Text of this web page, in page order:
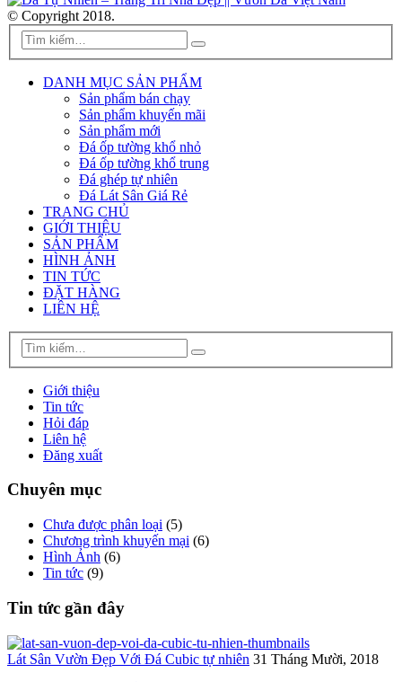
© Copyright 2018.
DANH MỤC SẢN PHẨM
Sản phẩm bán chạy
Sản phẩm khuyến mãi
Sản phẩm mới
Đá ốp tường khổ nhỏ
Đá ốp tường khổ trung
Đá ghép tự nhiên
Đá Lát Sân Giá Rẻ
TRANG CHỦ
GIỚI THIỆU
SẢN PHẨM
HÌNH ẢNH
TIN TỨC
ĐẶT HÀNG
LIÊN HỆ
Giới thiệu
Tin tức
Hỏi đáp
Liên hệ
Đăng xuất
Chuyên mục
Chưa được phân loại (5)
Chương trình khuyến mại (6)
Hình Ảnh (6)
Tin tức (9)
Tin tức gần đây
Lát Sân Vườn Đẹp Với Đá Cubic tự nhiên 31 Tháng Mười, 2018